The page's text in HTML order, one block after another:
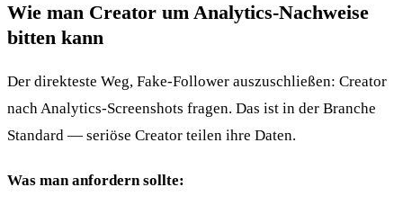
Wie man Creator um Analytics-Nachweise
bitten kann
Der direkteste Weg, Fake-Follower auszuschließen: Creator
nach Analytics-Screenshots fragen. Das ist in der Branche
Standard — seriöse Creator teilen ihre Daten.
Was man anfordern sollte: